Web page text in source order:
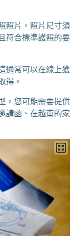
照片，照片尺寸須
符合標準護照的要
通常可以在線上獲
得。
，您可能需要提供
請函、在越南的家